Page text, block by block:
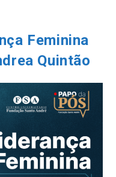
Feminina
Quintão